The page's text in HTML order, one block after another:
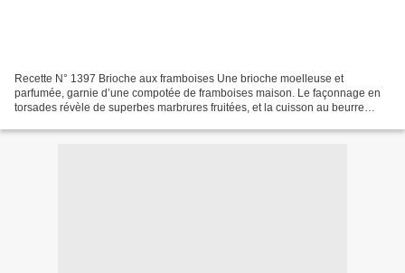
Recette N° 1397 Brioche aux framboises Une brioche moelleuse et
parfumée, garnie d’une compotée de framboises maison. Le façonnage en
torsades révèle de superbes marbrures fruitées, et la cuisson au beurre